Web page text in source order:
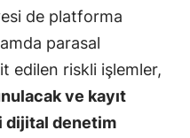
Sakarya
Samsun
Siirt
de platforma
parasal
edilen riskli işlemler,
ve kayıt
dijital denetim